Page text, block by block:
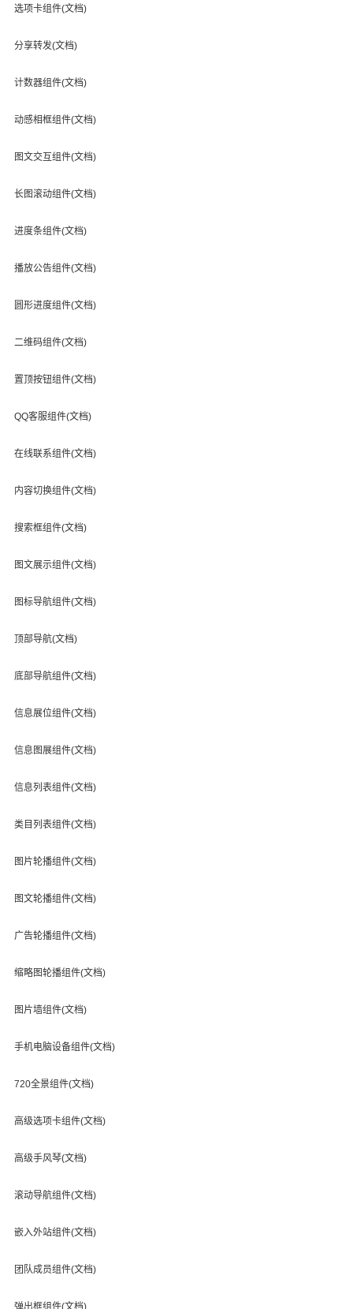
选项卡组件(文档)
分享转发(文档)
计数器组件(文档)
动感相框组件(文档)
图文交互组件(文档)
长图滚动组件(文档)
进度条组件(文档)
播放公告组件(文档)
圆形进度组件(文档)
二维码组件(文档)
置顶按钮组件(文档)
QQ客服组件(文档)
在线联系组件(文档)
内容切换组件(文档)
搜索框组件(文档)
图文展示组件(文档)
图标导航组件(文档)
顶部导航(文档)
底部导航组件(文档)
信息展位组件(文档)
信息图展组件(文档)
信息列表组件(文档)
类目列表组件(文档)
图片轮播组件(文档)
图文轮播组件(文档)
广告轮播组件(文档)
缩略图轮播组件(文档)
图片墙组件(文档)
手机电脑设备组件(文档)
720全景组件(文档)
高级选项卡组件(文档)
高级手风琴(文档)
滚动导航组件(文档)
嵌入外站组件(文档)
团队成员组件(文档)
弹出框组件(文档)